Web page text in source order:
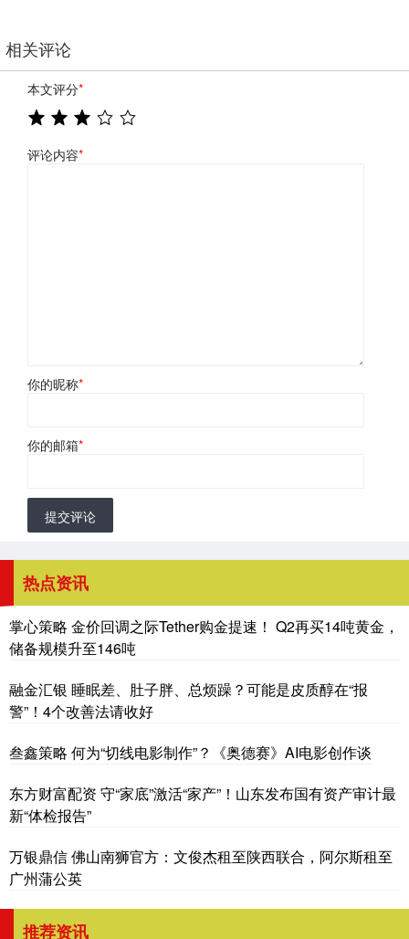
相关评论
本文评分*
评论内容*
你的昵称*
你的邮箱*
提交评论
热点资讯
掌心策略 金价回调之际Tether购金提速！ Q2再买14吨黄金，
储备规模升至146吨
融金汇银 睡眠差、肚子胖、总烦躁？可能是皮质醇在“报
警”！4个改善法请收好
叁鑫策略 何为“切线电影制作”？《奥德赛》AI电影创作谈
东方财富配资 守“家底”激活“家产”！山东发布国有资产审计最
新“体检报告”
万银鼎信 佛山南狮官方：文俊杰租至陕西联合，阿尔斯租至
广州蒲公英
推荐资讯